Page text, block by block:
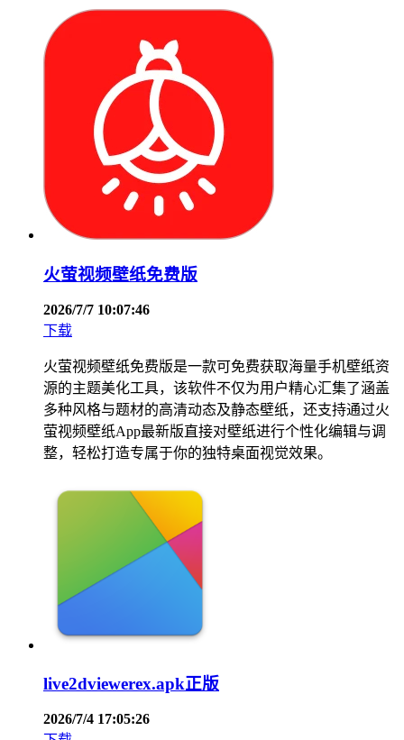
火萤视频壁纸免费版
2026/7/7 10:07:46
下载
火萤视频壁纸免费版是一款可免费获取海量手机壁纸资
源的主题美化工具，该软件不仅为用户精心汇集了涵盖
多种风格与题材的高清动态及静态壁纸，还支持通过火
萤视频壁纸App最新版直接对壁纸进行个性化编辑与调
整，轻松打造专属于你的独特桌面视觉效果。
live2dviewerex.apk正版
2026/7/4 17:05:26